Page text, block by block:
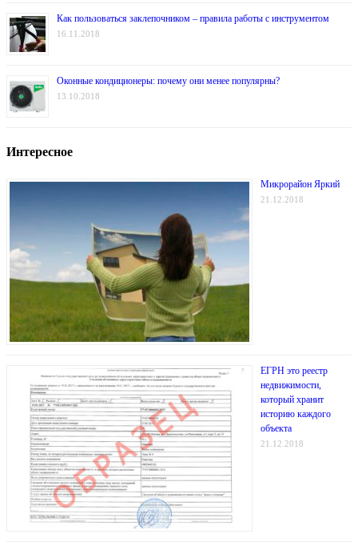
Как пользоваться заклепочником – правила работы с инструментом
16.11.2018
Оконные кондиционеры: почему они менее популярны?
13.10.2018
Интересное
Микрорайон Яркий
21.12.2018
ЕГРН это реестр
недвижимости,
который хранит
историю каждого
объекта
21.12.2018